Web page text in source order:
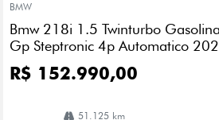
arti
lhe
BMW
Bmw 218i 1.5 Twinturbo
Gp Steptronic 4p Automatico
R$ 152.990,00
51.125 km